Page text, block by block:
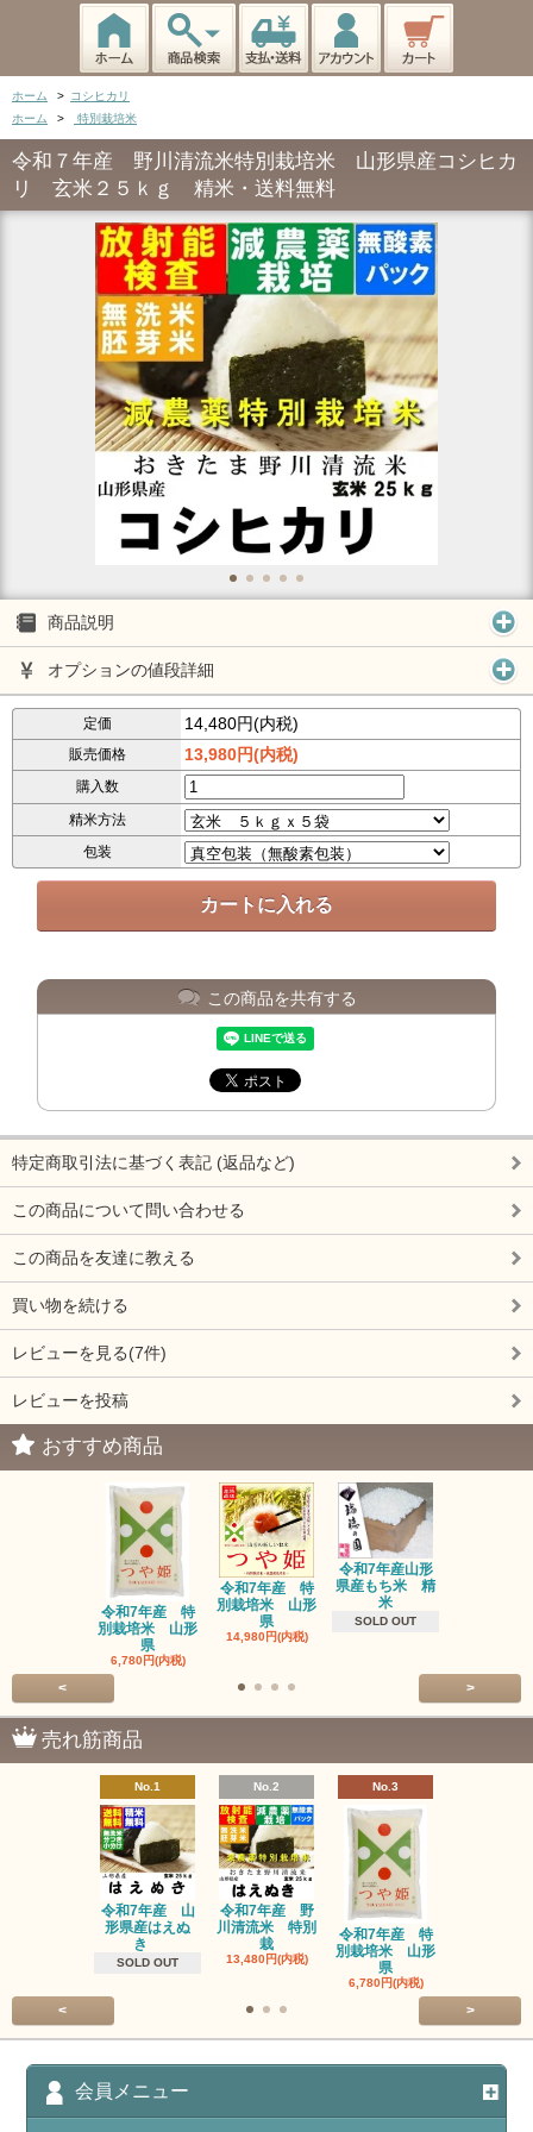
ホーム > コシヒカリ
ホーム
> 特別栽培米
令和７年産 野川清流米特別栽培米 山形県産コシヒカ
リ 玄米２５ｋｇ 精米・送料無料
商品説明
オプションの値段詳細
定価 14,480円(内税)
販売価格 13,980円(内税)
購入数
精米方法
包装
この商品を共有する
特定商取引法に基づく表記 (返品など)
この商品について問い合わせる
この商品を友達に教える
買い物を続ける
レビューを見る(7件)
レビューを投稿
おすすめ商品
令和7年産 特
別栽培米 山形
県
6,780円(内税)
令和7年産 特
別栽培米 山形
県
14,980円(内税)
令和7年産山形
県産もち米 精
米
SOLD OUT
< >
売れ筋商品
No.1
令和7年産 山
形県産はえぬ
き
SOLD OUT
No.2
令和7年産 野
川清流米 特別
栽
13,480円(内税)
No.3
令和7年産 特
別栽培米 山形
県
6,780円(内税)
< >
会員メニュー